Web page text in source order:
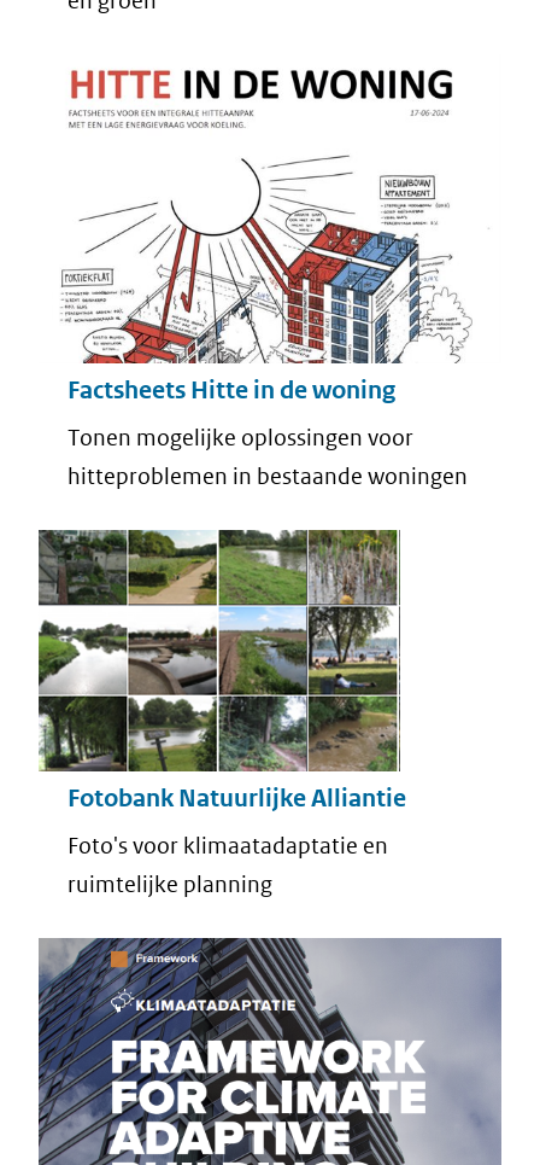
Factsheets Hitte in de woning
Tonen mogelijke oplossingen voor
hitteproblemen in bestaande woningen
Fotobank Natuurlijke Alliantie
Foto's voor klimaatadaptatie en
ruimtelijke planning